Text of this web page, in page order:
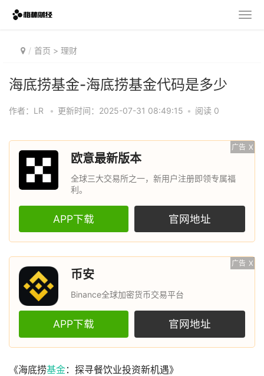
首页 > 理财
海底捞基金-海底捞基金代码是多少
作者：LR • 更新时间：2025-07-31 08:49:15 • 阅读 0
广告 X
欧意最新版本
全球三大交易所之一，新用户注册即领专属福
利。
APP下载 官网地址
广告 X
币安
Binance全球加密货币交易平台
APP下载 官网地址
《海底捞基金：探寻餐饮业投资新机遇》